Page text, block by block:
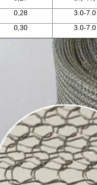
0,28
3.0-7.0
0,30
3.0-7.0